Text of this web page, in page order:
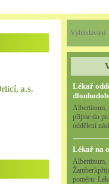
a.s.
Lékař
Albertinum,
přijme do
oddělení
Lékař na
Albertinum,
poměru: